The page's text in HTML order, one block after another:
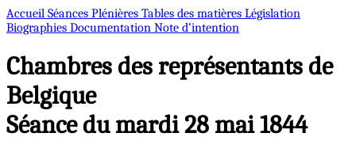
Accueil Séances Plénières Tables des matières Législation
Biographies Documentation Note d’intention
Chambres des représentants de
Belgique
Séance du mardi 28 mai 1844